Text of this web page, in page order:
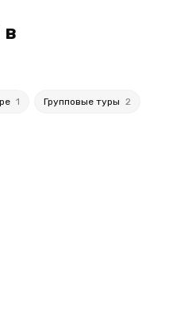
в
1 Групповые туры 2